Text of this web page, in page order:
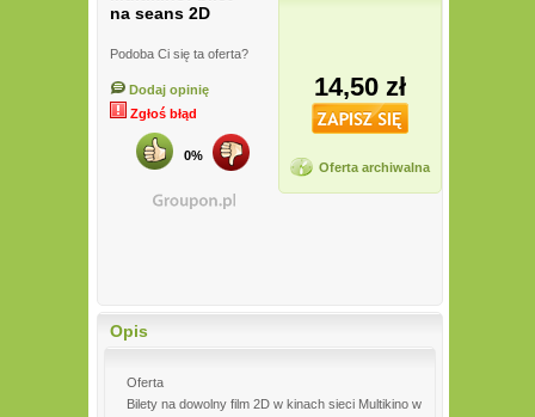
na seans 2D
Podoba Ci się ta oferta?
Dodaj opinię
Zgłoś błąd
0%
14,50 zł
Oferta archiwalna
Opis
Oferta
Bilety na dowolny film 2D w kinach sieci Multikino w